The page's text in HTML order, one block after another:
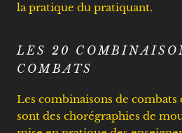
la pratique du pratiquant.
LES 20
COMBATS
Les combinaisons de combats
sont des chorégraphies de